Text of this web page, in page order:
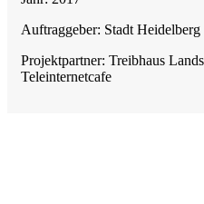
Auftraggeber: Stadt Heidelberg
Projektpartner: Treibhaus
Teleinternetcafe